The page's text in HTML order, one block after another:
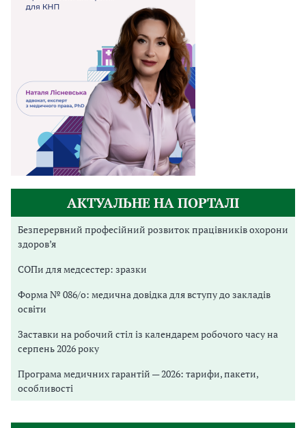
АКТУАЛЬНЕ НА ПОРТАЛІ
Безперервний професійний розвиток працівників охорони
здоров’я
СОПи для медсестер: зразки
Форма № 086/о: медична довідка для вступу до закладів
освіти
Заставки на робочий стіл із календарем робочого часу на
серпень 2026 року
Програма медичних гарантій — 2026: тарифи, пакети,
особливості